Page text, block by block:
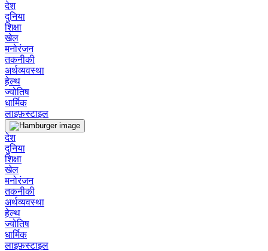
देश
दुनिया
शिक्षा
खेल
मनोरंजन
तकनीकी
अर्थव्यवस्था
हेल्थ
ज्योतिष
धार्मिक
लाइफ़स्टाइल
देश
दुनिया
शिक्षा
खेल
मनोरंजन
तकनीकी
अर्थव्यवस्था
हेल्थ
ज्योतिष
धार्मिक
लाइफ़स्टाइल